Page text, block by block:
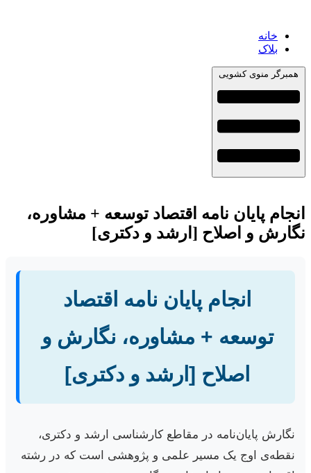
خانه
بلاک
همبرگر منوی کشویی
انجام پایان نامه اقتصاد توسعه + مشاوره،
نگارش و اصلاح [ارشد و دکتری]
انجام پایان نامه اقتصاد
توسعه + مشاوره، نگارش و
اصلاح [ارشد و دکتری]
نگارش پایان‌نامه در مقاطع کارشناسی ارشد و دکتری،
نقطه‌ی اوج یک مسیر علمی و پژوهشی است که در رشته